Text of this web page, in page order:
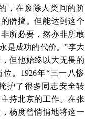
，在废除人类间的阶
僭擅。但能达到这个
所必要，然亦非所敢
是成功的代价。”李大
但他始终以大无畏的
。1926年“三一八惨
护了很多同志安全转
持北京的工作。在张
杨度曾悄悄地将这一